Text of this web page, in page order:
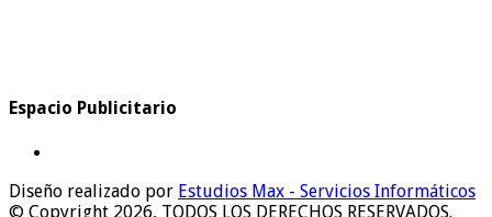
Espacio Publicitario
Diseño realizado por Estudios Max - Servicios Informáticos
© Copyright 2026, TODOS LOS DERECHOS RESERVADOS.